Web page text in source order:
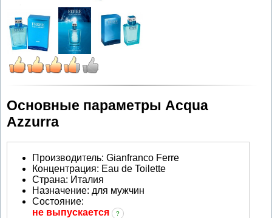
Основные параметры Acqua
Azzurra
Производитель: Gianfranco Ferre
Концентрация: Eau de Toilette
Страна: Италия
Назначение: для мужчин
Состояние:
не выпускается
?